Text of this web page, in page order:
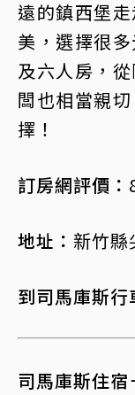
遠的鎮西堡
美，選擇很
及六人房，
闆也相當親
擇！
訂房網評價：
地址： 新竹
到司馬庫斯行
司馬庫斯住